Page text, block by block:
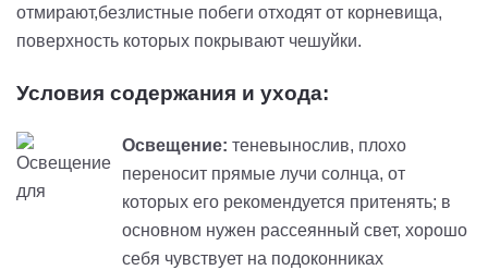
отмирают,безлистные побеги отходят от корневища,
поверхность которых покрывают чешуйки.
Условия содержания и ухода:
Освещение: теневынослив, плохо
переносит прямые лучи солнца, от
которых его рекомендуется притенять; в
основном нужен рассеянный свет, хорошо
себя чувствует на подоконниках